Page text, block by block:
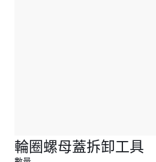
輪圈螺母蓋拆卸工具